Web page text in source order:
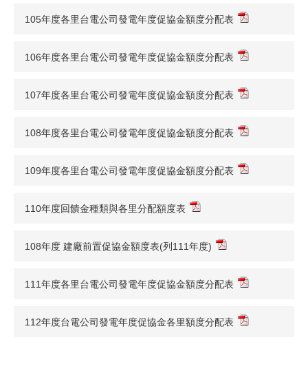
105年度各里台電公司發電年度促協金額度分配表
106年度各里台電公司發電年度促協金額度分配表
107年度各里台電公司發電年度促協金額度分配表
108年度各里台電公司發電年度促協金額度分配表
109年度各里台電公司發電年度促協金額度分配表
110年度回饋金種類與各里分配額度表
108年度 建廠前置促協金額度表(列111年度)
111年度各里台電公司發電年度促協金額度分配表
112年度台電公司發電年度促協金各里額度分配表